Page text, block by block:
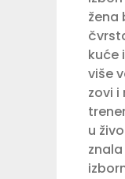
žena
kuće
više
zovi i
u